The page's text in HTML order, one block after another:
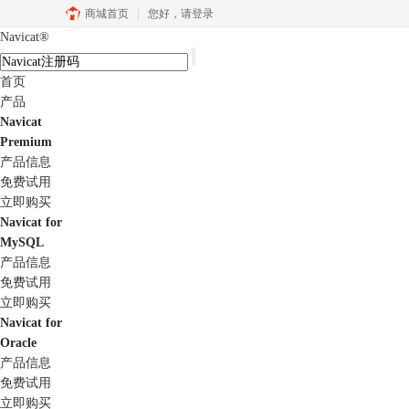
商城首页 您好， 请登录
Navicat®
首页
产品
Navicat
Premium
产品信息
免费试用
立即购买
Navicat for
MySQL
产品信息
免费试用
立即购买
Navicat for
Oracle
产品信息
免费试用
立即购买